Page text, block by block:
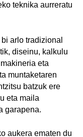
teknika aurreratu
arlo tradizional
diseinu, kalkulu
eta
muntaketaren
batzuk ere
eta maila
garapena.
aukera ematen du